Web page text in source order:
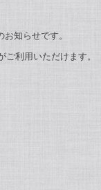
知らせです。
利用いただけます。